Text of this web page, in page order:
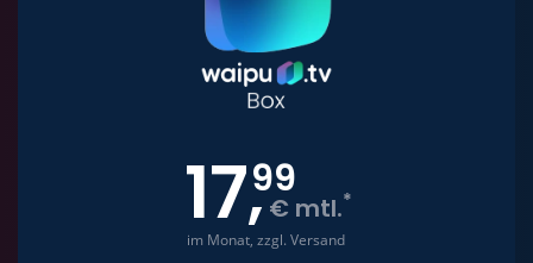
17,
99
€ mtl.*
im Monat, zzgl. Versand